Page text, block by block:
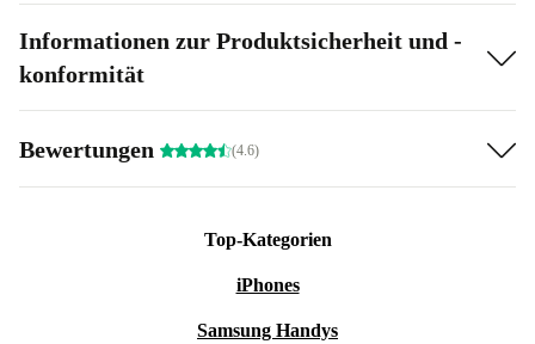
Informationen zur Produktsicherheit und -
konformität
Bewertungen (4.6)
Top-Kategorien
iPhones
Samsung Handys